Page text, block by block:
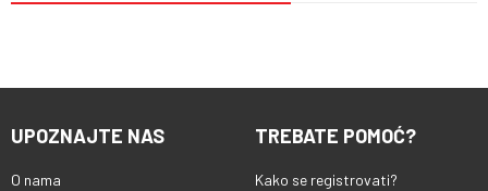
UPOZNAJTE NAS
O nama
TREBATE POMOĆ?
Kako se registrovati?